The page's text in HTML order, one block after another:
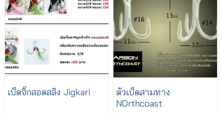
เบ็ดจิ๊กสอดสลิง Jigkari
ตัวเบ็ดสามทาง
NOrthcoast